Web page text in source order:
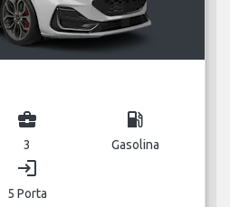
business_center
3
local_gas_station
Gasolina
login
5 Porta